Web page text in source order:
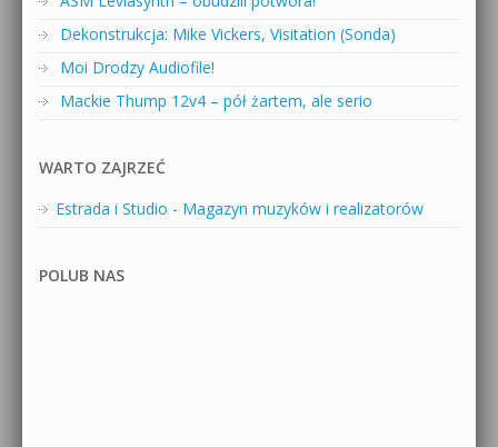
Dekonstrukcja: Mike Vickers, Visitation (Sonda)
Moi Drodzy Audiofile!
Mackie Thump 12v4 – pół żartem, ale serio
WARTO ZAJRZEĆ
Estrada i Studio - Magazyn muzyków i realizatorów
POLUB NAS